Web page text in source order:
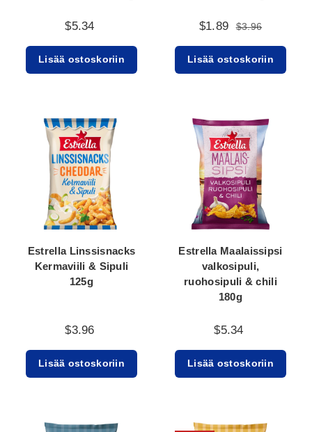
$5.34
Lisää ostoskoriin
$1.89 $3.96
Lisää ostoskoriin
Estrella Linssisnacks
Kermaviili & Sipuli
125g
$3.96
Lisää ostoskoriin
Estrella Maalaissipsi
valkosipuli,
ruohosipuli & chili
180g
$5.34
Lisää ostoskoriin